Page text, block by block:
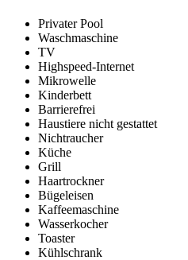
Privater Pool
Waschmaschine
TV
Highspeed-Internet
Mikrowelle
Kinderbett
Barrierefrei
Haustiere nicht gestattet
Nichtraucher
Küche
Grill
Haartrockner
Bügeleisen
Kaffeemaschine
Wasserkocher
Toaster
Kühlschrank